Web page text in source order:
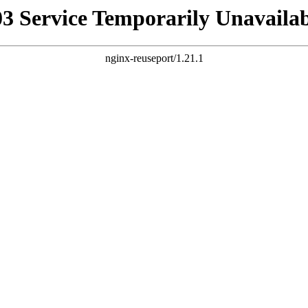
Service Temporarily
nginx-reuseport/1.21.1